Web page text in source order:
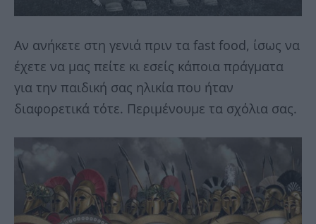
Αν ανήκετε στη γενιά πριν τα fast food, ίσως να
έχετε να μας πείτε κι εσείς κάποια πράγματα
για την παιδική σας ηλικία που ήταν
διαφορετικά τότε. Περιμένουμε τα σχόλια σας.